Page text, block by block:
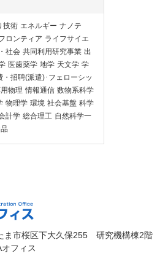
技術 エネルギー ナノテ
ロンティア ライフサイエ
社会 共同利用研究事業 出
医歯薬学 地学 天文学 学
・招聘(派遣)･フェローシッ
物理 情報通信 数物系科学
物理学 環境 社会基盤 科学
計学 総合理工 自然科学一
オ
市桜区下大久保255 研究機構棟2階
フィス